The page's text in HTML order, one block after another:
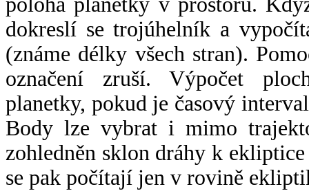
dokreslí se trojúhelník a
(známe délky všech stran).
označení zruší. Výpočet
planetky, pokud je časový
Body lze vybrat i mimo
zohledněn sklon dráhy k
se pak počítají jen v rovině